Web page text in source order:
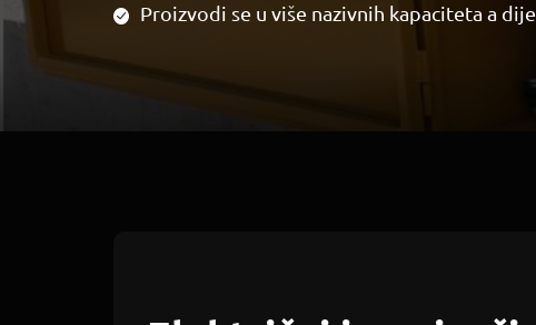
Proizvodi se u više nazivnih kapaciteta a